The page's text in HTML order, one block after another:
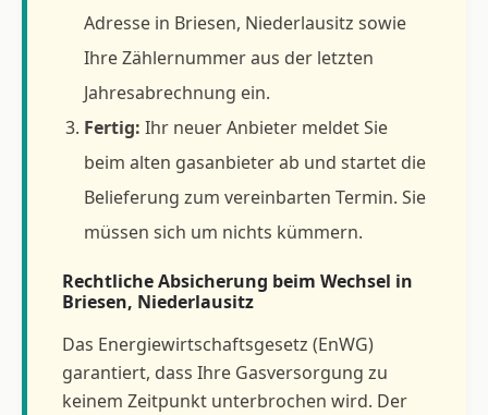
Adresse in Briesen, Niederlausitz sowie
Ihre Zählernummer aus der letzten
Jahresabrechnung ein.
Fertig: Ihr neuer Anbieter meldet Sie
beim alten gasanbieter ab und startet die
Belieferung zum vereinbarten Termin. Sie
müssen sich um nichts kümmern.
Rechtliche Absicherung beim Wechsel in
Briesen, Niederlausitz
Das Energiewirtschaftsgesetz (EnWG)
garantiert, dass Ihre Gasversorgung zu
keinem Zeitpunkt unterbrochen wird. Der